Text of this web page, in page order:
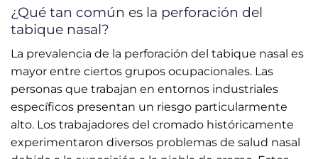
¿Qué tan común es la perforación del
tabique nasal?
La prevalencia de la perforación del tabique nasal es
mayor entre ciertos grupos ocupacionales. Las
personas que trabajan en entornos industriales
específicos presentan un riesgo particularmente
alto. Los trabajadores del cromado históricamente
experimentaron diversos problemas de salud nasal